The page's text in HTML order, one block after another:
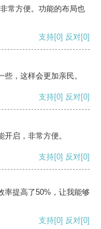
常方便。功能的布局也
支持[0] 反对[0]
，这样会更加亲民。
支持[0] 反对[0]
启，非常方便。
支持[0] 反对[0]
率提高了50%，让我能够
支持[0] 反对[0]